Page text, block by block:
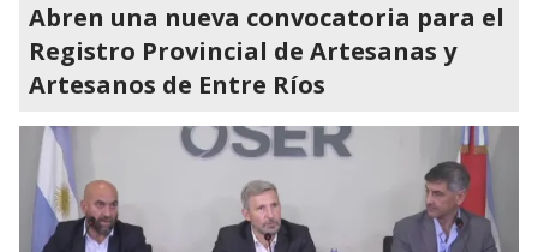
Abren una nueva convocatoria para el
Registro Provincial de Artesanas y
Artesanos de Entre Ríos